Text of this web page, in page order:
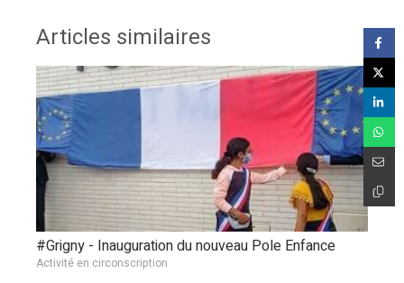
Articles similaires
#Grigny - Inauguration du nouveau Pole Enfance
Activité en circonscription